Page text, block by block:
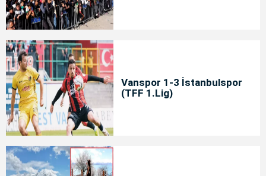
Vanspor 1-3 İstanbulspor
(TFF 1.Lig)